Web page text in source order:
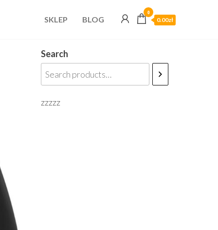
SKLEP BLOG
0
0.00zł
Search
zzzzz